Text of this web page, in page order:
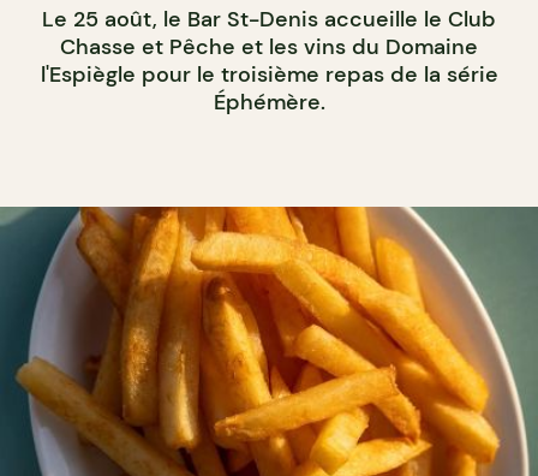
Le 25 août, le Bar St-Denis accueille le Club
Chasse et Pêche et les vins du Domaine
l'Espiègle pour le troisième repas de la série
Éphémère.